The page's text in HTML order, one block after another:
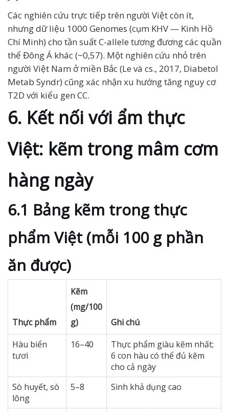
Các nghiên cứu trực tiếp trên người Việt còn ít,
nhưng dữ liệu 1000 Genomes (cụm KHV — Kinh Hồ
Chí Minh) cho tần suất C-allele tương đương các quần
thể Đông Á khác (~0,57). Một nghiên cứu nhỏ trên
người Việt Nam ở miền Bắc (Le và cs., 2017, Diabetol
Metab Syndr) cũng xác nhận xu hướng tăng nguy cơ
T2D với kiểu gen CC.
6. Kết nối với ẩm thực
Việt: kẽm trong mâm cơm
hàng ngày
6.1 Bảng kẽm trong thực
phẩm Việt (mỗi 100 g phần
ăn được)
Thực phẩm
Kẽm
(mg/100
g)
Ghi chú
Hàu biển
tươi
16–40
Thực phẩm giàu kẽm nhất;
6 con hàu có thể đủ kẽm
cho cả ngày
Sò huyết, sò
lông
5–8 Sinh khả dụng cao